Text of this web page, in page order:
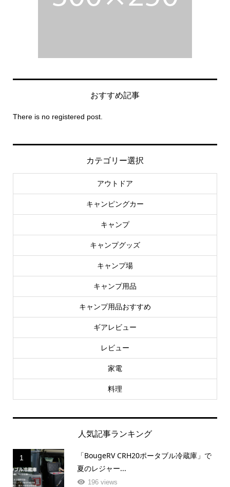
おすすめ記事
There is no registered post.
カテゴリー選択
アウトドア
キャンピングカー
キャンプ
キャンプグッズ
キャンプ場
キャンプ用品
キャンプ用品おすすめ
ギアレビュー
レビュー
家電
料理
人気記事ランキング
1
「BougeRV CRH20ポータブル冷蔵庫」で
夏のレジャー...
196 views